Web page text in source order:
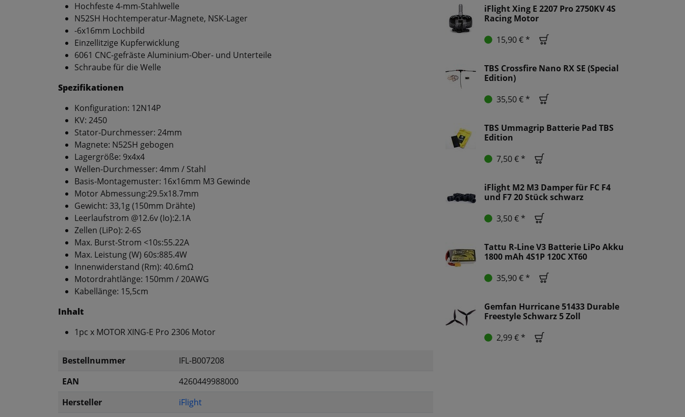
Hochfeste 4-mm-Stahlwelle
N52SH Hochtemperatur-Magnete, NSK-Lager
-6x16mm Lochbild
Einzellitzige Kupferwicklung
6061 CNC-gefräste Aluminium-Ober- und Unterteile
Schraube für die Welle
Spezifikationen
Konfiguration: 12N14P
KV: 2450
Stator-Durchmesser: 24mm
Magnete: N52SH gebogen
Lagergröße: 9x4x4
Wellen-Durchmesser: 4mm / Stahl
Basis-Montagemuster: 16x16mm M3 Gewinde
Motor Abmessung:29.5x18.7mm
Gewicht: 33,1g (150mm Drähte)
Leerlaufstrom @12.6v (Io):2.1A
Zellen (LiPo): 2-6S
Max. Burst-Strom <10s:55.22A
Max. Leistung (W) 60s:885.4W
Innenwiderstand (Rm): 40.6mΩ
Motordrahtlänge: 150mm / 20AWG
Kabellänge: 15,5cm
Inhalt
1pc x MOTOR XING-E Pro 2306 Motor
Bestellnummer
IFL-B007208
EAN
4260449988000
Hersteller
iFlight
iFlight Xing E 2207 Pro 2750KV 4S
Racing Motor
15,90 € *
TBS Crossfire Nano RX SE (Special
Edition)
35,50 € *
TBS Ummagrip Batterie Pad TBS
Edition
7,50 € *
iFlight M2 M3 Damper für FC F4
und F7 20 Stück schwarz
3,50 € *
Tattu R-Line V3 Batterie LiPo Akku
1800 mAh 4S1P 120C XT60
35,90 € *
Gemfan Hurricane 51433 Durable
Freestyle Schwarz 5 Zoll
2,99 € *